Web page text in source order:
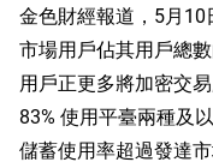
金色財經報道，5月
市場用戶佔其用戶總
用戶正更多將加密交
83% 使用平臺兩種及
儲蓄使用率超過發達